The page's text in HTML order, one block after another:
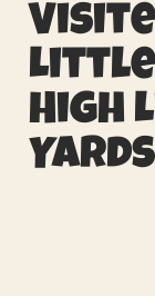
Little
High
Yards